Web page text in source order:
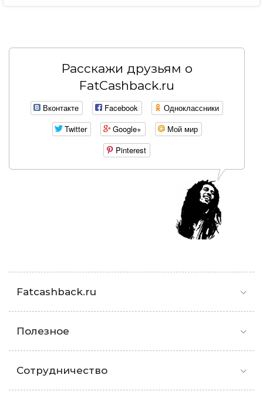
Расскажи друзьям о
FatCashback.ru
Вконтакте Facebook
Одноклассники
Twitter
Google+
Мой мир
Pinterest
Fatcashback.ru
Полезное
Сотрудничество